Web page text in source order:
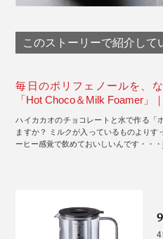
このストーリーで紹介して
毎日のポリフェノールを、
「Hot Choco＆Milk Foamer」
ハイカカオのチョコレートと水で作る「
ますか？ ミルクが入っているものよりす
ーヒー感覚で飲めておいしいんです・・・